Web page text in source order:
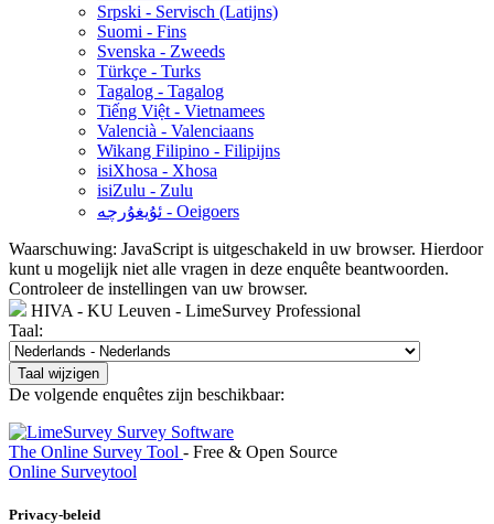
Srpski - Servisch (Latijns)
Suomi - Fins
Svenska - Zweeds
Türkçe - Turks
Tagalog - Tagalog
Tiếng Việt - Vietnamees
Valencià - Valenciaans
Wikang Filipino - Filipijns
isiXhosa - Xhosa
isiZulu - Zulu
ئۇيغۇرچە - Oeigoers
Waarschuwing: JavaScript is uitgeschakeld in uw browser. Hierdoor
kunt u mogelijk niet alle vragen in deze enquête beantwoorden.
Controleer de instellingen van uw browser.
HIVA - KU Leuven - LimeSurvey Professional
Taal:
Taal wijzigen
De volgende enquêtes zijn beschikbaar:
The Online Survey Tool - Free & Open Source
Online Surveytool
Privacy-beleid